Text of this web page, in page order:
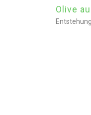
Olive